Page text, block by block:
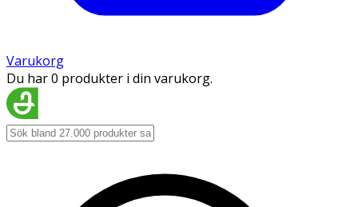
Varukorg
Du har 0 produkter i din varukorg.